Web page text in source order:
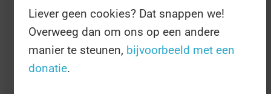
is of kent mag die Dag wat aandacht krijgen.
Verder wordt de Dag aangegrepen voor
suïcidepreventie, en hulp aan nabestaanden
in de vorm van bijvoorbeeld steun voor
Liever geen cookies? Dat snappen we!
Overweeg dan om ons op een andere
manier te steunen, bijvoorbeeld met een
donatie.